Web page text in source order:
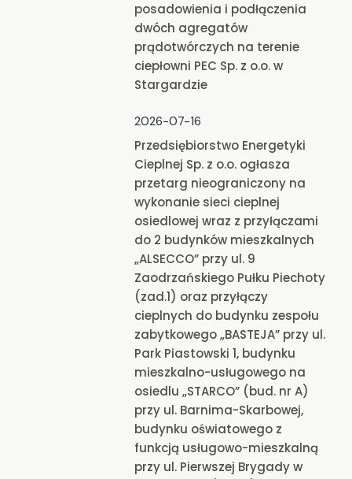
posadowienia i podłączenia
dwóch agregatów
prądotwórczych na terenie
ciepłowni PEC Sp. z o.o. w
Stargardzie
2026-07-16
Przedsiębiorstwo Energetyki
Cieplnej Sp. z o.o. ogłasza
przetarg nieograniczony na
wykonanie sieci cieplnej
osiedlowej wraz z przyłączami
do 2 budynków mieszkalnych
„ALSECCO” przy ul. 9
Zaodrzańskiego Pułku Piechoty
(zad.1) oraz przyłączy
cieplnych do budynku zespołu
zabytkowego „BASTEJA” przy ul.
Park Piastowski 1, budynku
mieszkalno-usługowego na
osiedlu „STARCO” (bud. nr A)
przy ul. Barnima-Skarbowej,
budynku oświatowego z
funkcją usługowo-mieszkalną
przy ul. Pierwszej Brygady w